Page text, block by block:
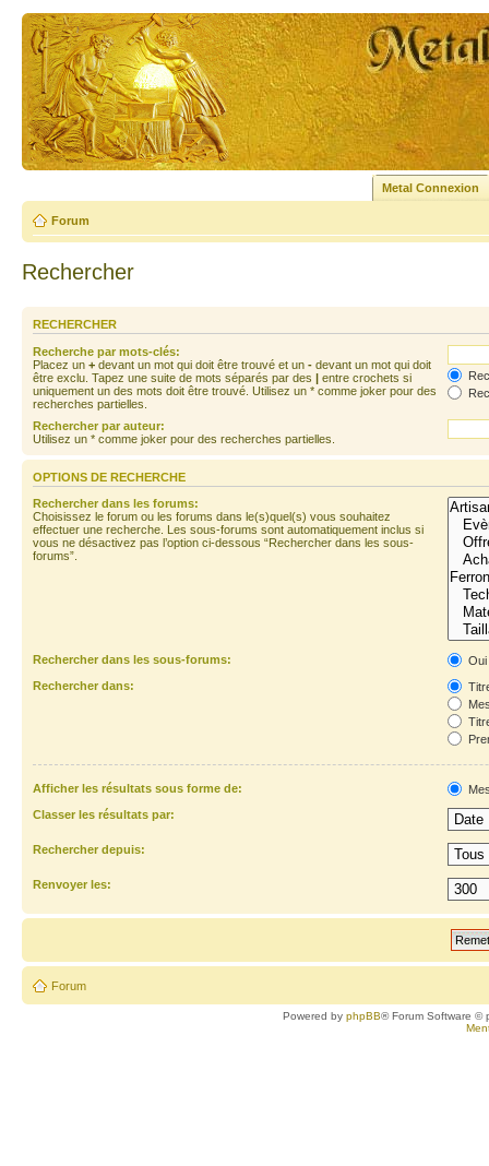
Metal Connexion
Forum
Rechercher
RECHERCHER
Recherche par mots-clés:
Placez un + devant un mot qui doit être trouvé et un - devant un mot qui doit
être exclu. Tapez une suite de mots séparés par des | entre crochets si
uniquement un des mots doit être trouvé. Utilisez un * comme joker pour des
recherches partielles.
Rechercher par auteur:
Utilisez un * comme joker pour des recherches partielles.
OPTIONS DE RECHERCHE
Rechercher dans les forums:
Choisissez le forum ou les forums dans le(s)quel(s) vous souhaitez
effectuer une recherche. Les sous-forums sont automatiquement inclus si
vous ne désactivez pas l’option ci-dessous “Rechercher dans les sous-
forums”.
Rechercher dans les sous-forums:
Oui
Rechercher dans:
Afficher les résultats sous forme de:
Classer les résultats par:
Rechercher depuis:
Renvoyer les:
Forum
Powered byphpBB® Forum Software ©